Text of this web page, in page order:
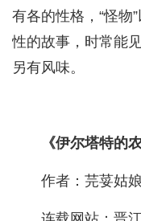
有各的性格，“怪物
性的故事，时常能
另有风味。
《伊尔塔特的
作者：芫荽姑娘